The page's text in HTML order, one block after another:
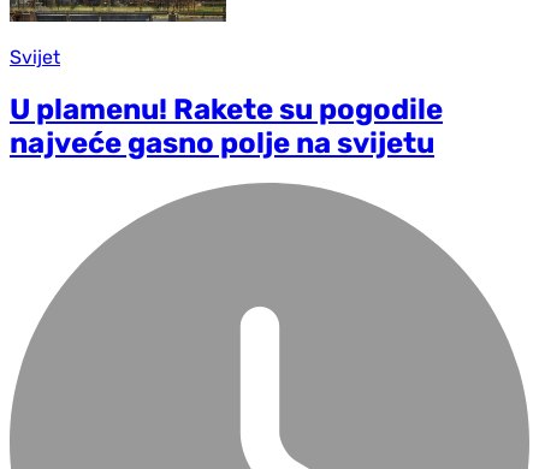
Svijet
U plamenu! Rakete su pogodile
najveće gasno polje na svijetu